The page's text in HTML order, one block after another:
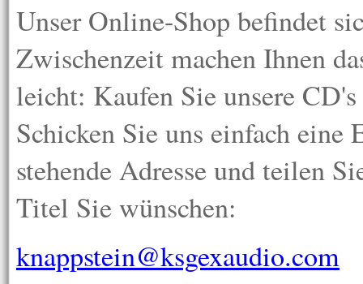
Unser Online-Shop befindet
Zwischenzeit machen Ihnen
leicht: Kaufen Sie unsere
Schicken Sie uns einfach eine
stehende Adresse und teilen
Titel Sie wünschen:
knappstein@ksgexaudio.com